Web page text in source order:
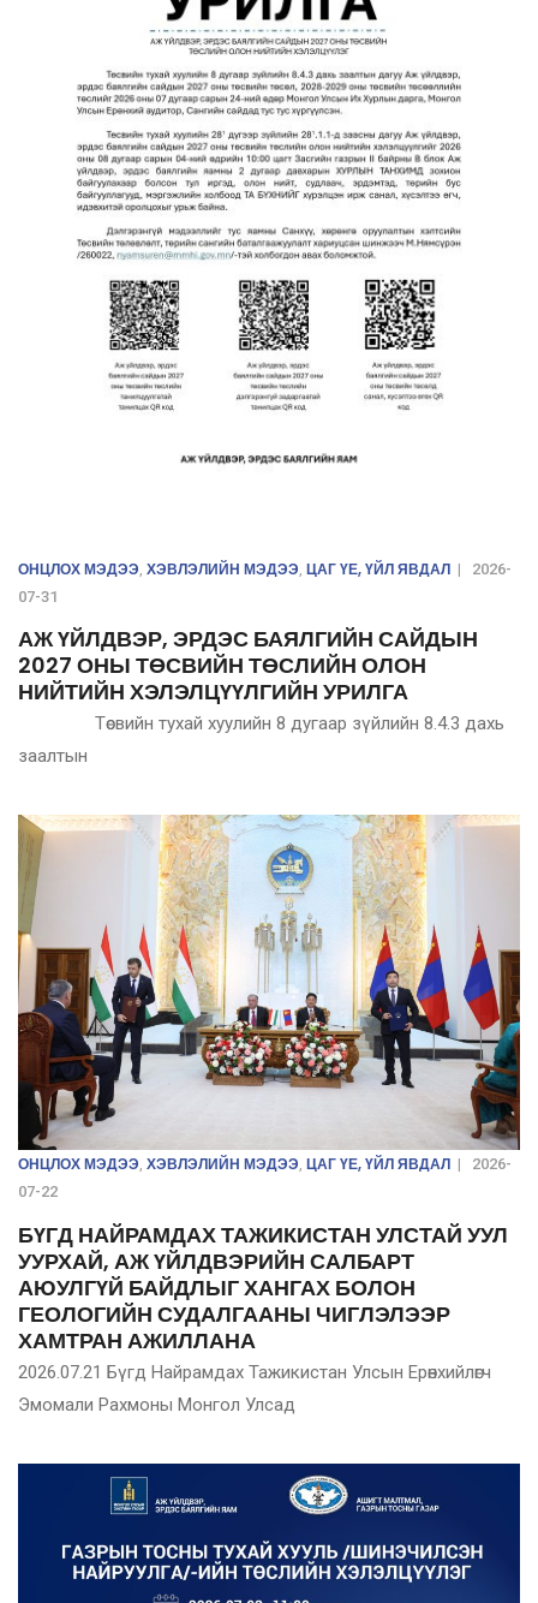
ОНЦЛОХ МЭДЭЭ ХЭВЛЭЛИЙН МЭДЭЭ ЦАГ ҮЕ, ҮЙЛ ЯВДАЛ |
2026-
07-31
АЖ ҮЙЛДВЭР, ЭРДЭС БАЯЛГИЙН САЙДЫН
2027 ОНЫ ТӨСВИЙН ТӨСЛИЙН ОЛОН
НИЙТИЙН ХЭЛЭЛЦҮҮЛГИЙН УРИЛГА
Төсвийн тухай хуулийн 8 дугаар зүйлийн 8.4.3 дахь
заалтын
ОНЦЛОХ МЭДЭЭ, ХЭВЛЭЛИЙН МЭДЭЭ, ЦАГ ҮЕ, ҮЙЛ ЯВДАЛ |
2026-
07-22
БҮГД НАЙРАМДАХ ТАЖИКИСТАН УЛСТАЙ УУЛ
УУРХАЙ, АЖ ҮЙЛДВЭРИЙН САЛБАРТ
АЮУЛГҮЙ БАЙДЛЫГ ХАНГАХ БОЛОН
ГЕОЛОГИЙН СУДАЛГААНЫ ЧИГЛЭЛЭЭР
ХАМТРАН АЖИЛЛАНА
2026.07.21 Бүгд Найрамдах Тажикистан Улсын Ерөнхийлөгч
Эмомали Рахмоны Монгол Улсад